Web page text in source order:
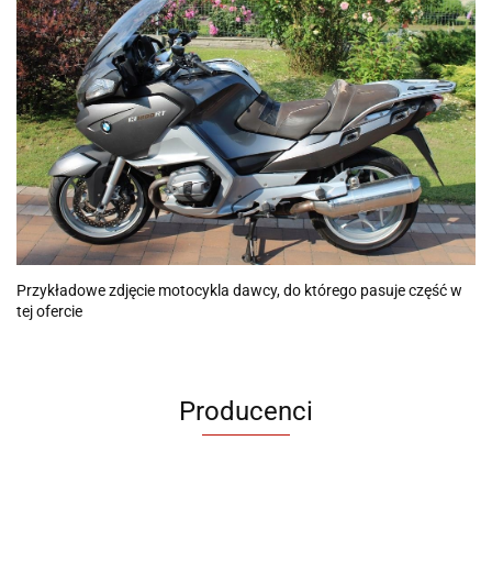
Przykładowe zdjęcie motocykla dawcy, do którego pasuje część w
tej ofercie
Producenci